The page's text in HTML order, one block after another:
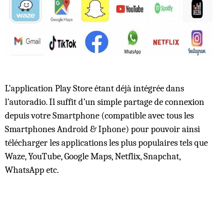
L’application Play Store étant déjà intégrée dans
l’autoradio. Il suffit d’un simple partage de connexion
depuis votre Smartphone (compatible avec tous les
Smartphones Android & Iphone) pour pouvoir ainsi
télécharger les applications les plus populaires tels que
Waze, YouTube, Google Maps, Netflix, Snapchat,
WhatsApp etc.